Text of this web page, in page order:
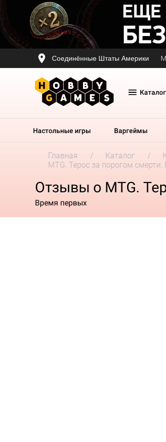
Соединённые Штаты Америки
Каталог
Настольные игры Варгеймы
Главная Каталог
MTG. Терос за порогом
Отзывы о MTG.
Время первых